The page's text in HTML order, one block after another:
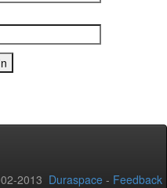
2013 Duraspace - Feedback